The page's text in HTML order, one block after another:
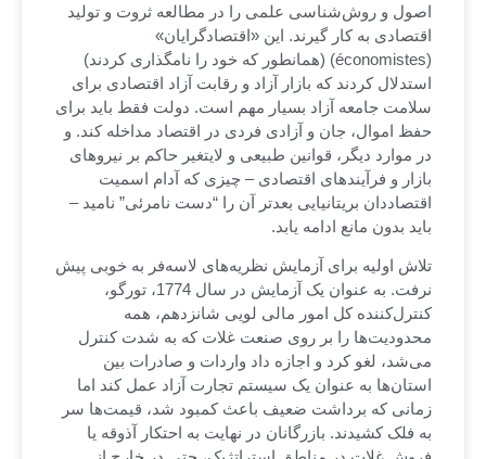
اصول و روش‌شناسی علمی را در مطالعه ثروت و تولید
اقتصادی به کار گیرند. این «اقتصادگرایان»
(économistes) (همانطور که خود را نامگذاری کردند)
استدلال کردند که بازار آزاد و رقابت آزاد اقتصادی برای
سلامت جامعه آزاد بسیار مهم است. دولت فقط باید برای
حفظ اموال، جان و آزادی فردی در اقتصاد مداخله کند. و
در موارد دیگر، قوانین طبیعی و لایتغیر حاکم بر نیروهای
بازار و فرآیندهای اقتصادی – چیزی که آدام اسمیت
اقتصاددان بریتانیایی بعدتر آن را “دست نامرئی” نامید –
باید بدون مانع ادامه یابد.
تلاش اولیه برای آزمایش نظریه‌های لاسه‌فر به خوبی پیش
نرفت. به عنوان یک آزمایش در سال 1774، تورگو،
کنترل‌کننده کل امور مالی لویی شانزدهم، همه
محدودیت‌ها را بر روی صنعت غلات که به شدت کنترل
می‌شد، لغو کرد و اجازه داد واردات و صادرات بین
استان‌ها به عنوان یک سیستم تجارت آزاد عمل کند اما
زمانی که برداشت ضعیف باعث کمبود شد، قیمت‌ها سر
به فلک کشیدند. بازرگانان در نهایت به احتکار آذوقه یا